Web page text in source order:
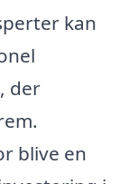
kan
der
blive en